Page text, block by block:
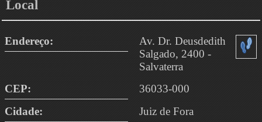
Local
Endereço:
Av. Dr. Deusdedith
Salgado, 2400 -
Salvaterra
CEP:
36033-000
Cidade:
Juiz de Fora